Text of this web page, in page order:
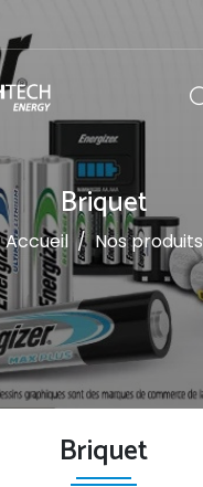
Briquet
Accueil / Nos produits
Briquet